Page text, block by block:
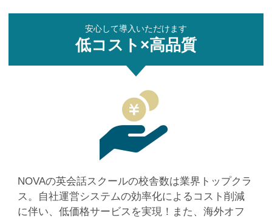
安心して導入いただけます
低コスト×高品質
NOVAの英会話スクールの校舎数は業界トップクラ
ス。自社運営システムの効率化によるコスト削減
に伴い、低価格サービスを実現！また、海外オフ